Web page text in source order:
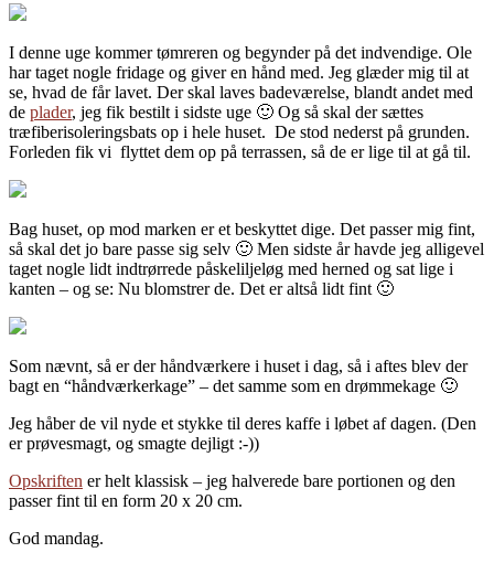
I denne uge kommer tømreren og begynder på det indvendige. Ole
har taget nogle fridage og giver en hånd med. Jeg glæder mig til at
se, hvad de får lavet. Der skal laves badeværelse, blandt andet med
de plader, jeg fik bestilt i sidste uge 🙂 Og så skal der sættes
træfiberisoleringsbats op i hele huset. De stod nederst på grunden.
Forleden fik vi flyttet dem op på terrassen, så de er lige til at gå til.
Bag huset, op mod marken er et beskyttet dige. Det passer mig fint,
så skal det jo bare passe sig selv 🙂 Men sidste år havde jeg alligevel
taget nogle lidt indtrørrede påskeliljeløg med herned og sat lige i
kanten – og se: Nu blomstrer de. Det er altså lidt fint 🙂
Som nævnt, så er der håndværkere i huset i dag, så i aftes blev der
bagt en “håndværkerkage” – det samme som en drømmekage 🙂
Jeg håber de vil nyde et stykke til deres kaffe i løbet af dagen. (Den
er prøvesmagt, og smagte dejligt :-))
Opskriften er helt klassisk – jeg halverede bare portionen og den
passer fint til en form 20 x 20 cm.
God mandag.